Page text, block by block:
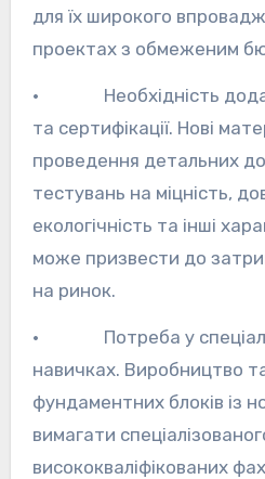
для їх широкого
проектах з обмеженим
· Необхідність
та сертифікації. Нові
проведення детальних
тестувань на міцність,
екологічність та інші
може призвести до
на ринок.
· Потреба у
навичках. Виробництво
фундаментних блоків із
вимагати
висококваліфікованих